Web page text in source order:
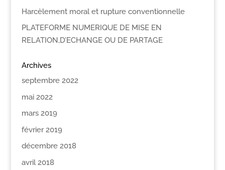
Harcèlement moral et rupture conventionnelle
PLATEFORME NUMERIQUE DE MISE EN
RELATION,D’ECHANGE OU DE PARTAGE
Archives
septembre 2022
mai 2022
mars 2019
février 2019
décembre 2018
avril 2018